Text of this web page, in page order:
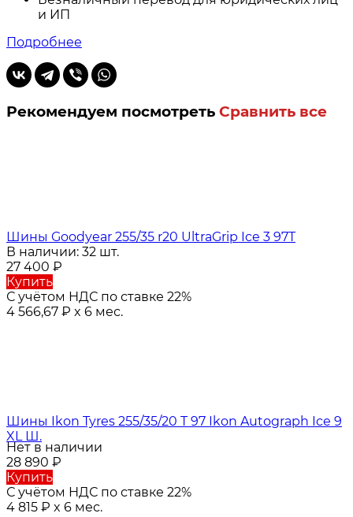
и ИП
Подробнее
Рекомендуем посмотреть Сравнить все
Шины Goodyear 255/35 r20 UltraGrip Ice 3 97T
В наличии: 32 шт.
27 400 ₽
Купить
С учётом НДС по ставке 22%
4 566,67 ₽ x 6 мес.
Шины Ikon Tyres 255/35/20 T 97 Ikon Autograph Ice 9
XL Ш.
Нет в наличии
28 890 ₽
Купить
С учётом НДС по ставке 22%
4 815 ₽ x 6 мес.